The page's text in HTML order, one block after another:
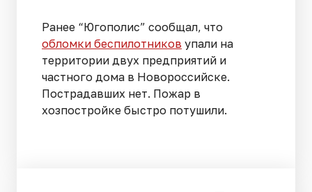
Ранее “Югополис” сообщал, что
обломки беспилотников упали на
территории двух предприятий и
частного дома в Новороссийске.
Пострадавших нет. Пожар в
хозпостройке быстро потушили.